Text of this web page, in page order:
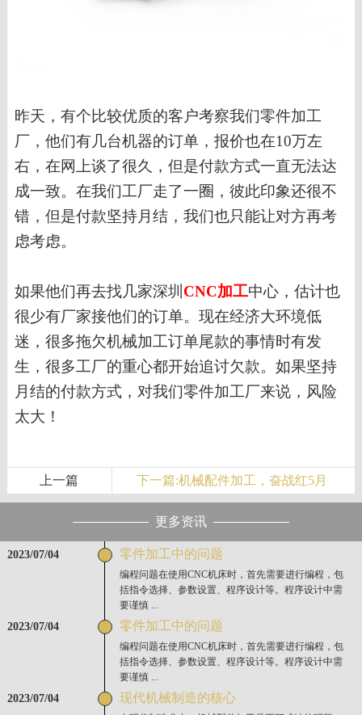
昨天，有个比较优质的客户考察我们零件加工
厂，他们有几台机器的订单，报价也在10万左
右，在网上谈了很久，但是付款方式一直无法达
成一致。在我们工厂走了一圈，彼此印象还很不
错，但是付款坚持月结，我们也只能让对方再考
虑考虑。
如果他们再去找几家深圳 CNC加工中心，估计也
很少有厂家接他们的订单。现在经济大环境低
迷，很多拖欠机械加工订单尾款的事情时有发
生，很多工厂的重心都开始追讨欠款。如果坚持
月结的付款方式，对我们零件加工厂来说，风险
太大！
上一篇 下一篇:机械配件加工，奋战红5月
更多资讯
2023/07/04 零件加工中的问题
编程问题在使用CNC机床时，首先需要进行编程，包
括指令选择、参数设置、程序设计等。程序设计中需
要谨慎 ...
2023/07/04 零件加工中的问题
编程问题在使用CNC机床时，首先需要进行编程，包
括指令选择、参数设置、程序设计等。程序设计中需
要谨慎 ...
2023/07/04 现代机械制造的核心